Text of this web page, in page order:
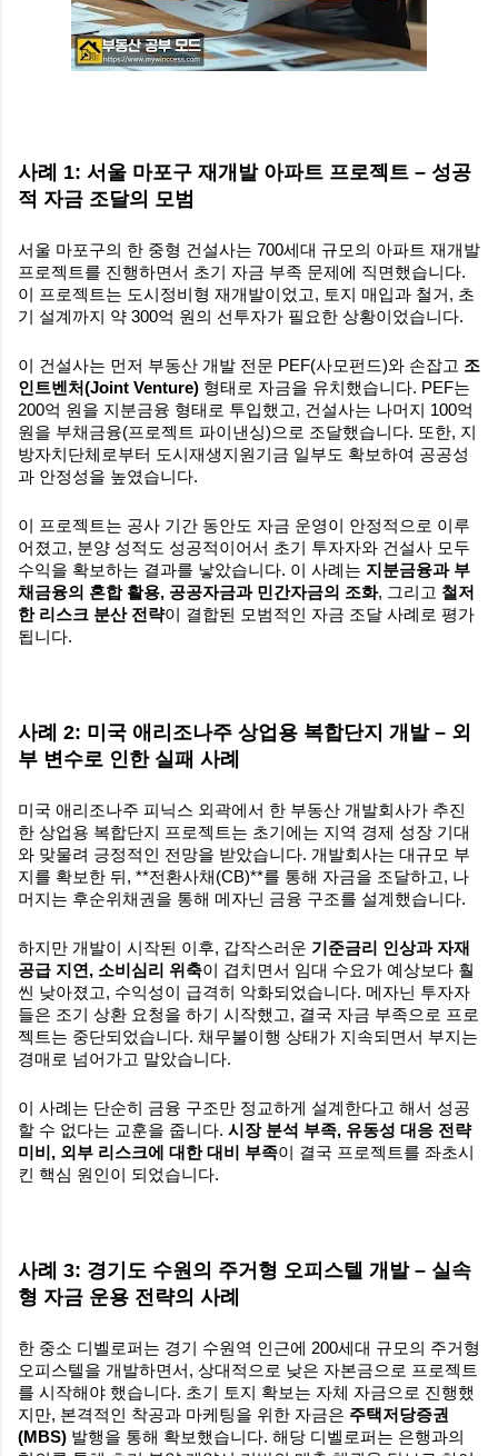
사례 1: 서울 마포구 재개발 아파트 프로젝트 – 성공
적 자금 조달의 모범
서울 마포구의 한 중형 건설사는 700세대 규모의 아파트 재개발
프로젝트를 진행하면서 초기 자금 부족 문제에 직면했습니다.
이 프로젝트는 도시정비형 재개발이었고, 토지 매입과 철거, 초
기 설계까지 약 300억 원의 선투자가 필요한 상황이었습니다.
이 건설사는 먼저 부동산 개발 전문 PEF(사모펀드)와 손잡고 조
인트벤처(Joint Venture) 형태로 자금을 유치했습니다. PEF는
200억 원을 지분금융 형태로 투입했고, 건설사는 나머지 100억
원을 부채금융(프로젝트 파이낸싱)으로 조달했습니다. 또한, 지
방자치단체로부터 도시재생지원기금 일부도 확보하여 공공성
과 안정성을 높였습니다.
이 프로젝트는 공사 기간 동안도 자금 운영이 안정적으로 이루
어졌고, 분양 성적도 성공적이어서 초기 투자자와 건설사 모두
수익을 확보하는 결과를 낳았습니다. 이 사례는 지분금융과 부
채금융의 혼합 활용, 공공자금과 민간자금의 조화, 그리고 철저
한 리스크 분산 전략이 결합된 모범적인 자금 조달 사례로 평가
됩니다.
사례 2: 미국 애리조나주 상업용 복합단지 개발 – 외
부 변수로 인한 실패 사례
미국 애리조나주 피닉스 외곽에서 한 부동산 개발회사가 추진
한 상업용 복합단지 프로젝트는 초기에는 지역 경제 성장 기대
와 맞물려 긍정적인 전망을 받았습니다. 개발회사는 대규모 부
지를 확보한 뒤, **전환사채(CB)**를 통해 자금을 조달하고, 나
머지는 후순위채권을 통해 메자닌 금융 구조를 설계했습니다.
하지만 개발이 시작된 이후, 갑작스러운 기준금리 인상과 자재
공급 지연, 소비심리 위축이 겹치면서 임대 수요가 예상보다 훨
씬 낮아졌고, 수익성이 급격히 악화되었습니다. 메자닌 투자자
들은 조기 상환 요청을 하기 시작했고, 결국 자금 부족으로 프로
젝트는 중단되었습니다. 채무불이행 상태가 지속되면서 부지는
경매로 넘어가고 말았습니다.
이 사례는 단순히 금융 구조만 정교하게 설계한다고 해서 성공
할 수 없다는 교훈을 줍니다. 시장 분석 부족, 유동성 대응 전략
미비, 외부 리스크에 대한 대비 부족이 결국 프로젝트를 좌초시
킨 핵심 원인이 되었습니다.
사례 3: 경기도 수원의 주거형 오피스텔 개발 – 실속
형 자금 운용 전략의 사례
한 중소 디벨로퍼는 경기 수원역 인근에 200세대 규모의 주거형
오피스텔을 개발하면서, 상대적으로 낮은 자본금으로 프로젝트
를 시작해야 했습니다. 초기 토지 확보는 자체 자금으로 진행했
지만, 본격적인 착공과 마케팅을 위한 자금은 주택저당증권
(MBS) 발행을 통해 확보했습니다. 해당 디벨로퍼는 은행과의